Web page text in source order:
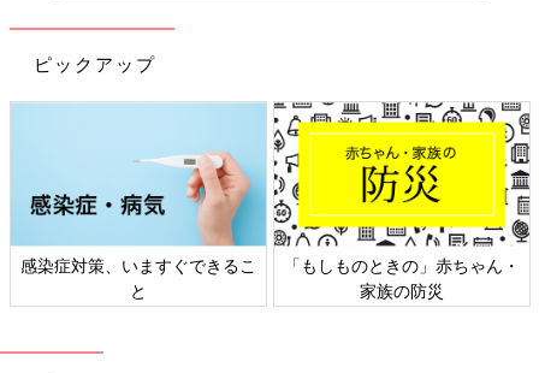
ピックアップ
感染症対策、いますぐできるこ
と
「もしものときの」赤ちゃん・
家族の防災